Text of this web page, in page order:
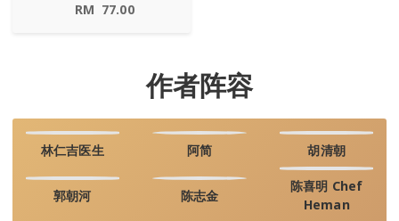
RM 77.00
作者阵容
林仁吉医生 阿简 胡清朝
郭朝河 陈志金
陈喜明 Chef
Heman